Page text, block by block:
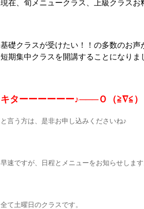
現在、旬メニュークラス、上級クラスお
基礎クラスが受けたい！！の多数のお
短期集中クラスを開講することになりま
キターーーーーー♪───Ｏ（≧∇≦
と言う方は、是非お申し込みくださいね♪
早速ですが、日程とメニューをお知らせします
全て土曜日のクラスです。